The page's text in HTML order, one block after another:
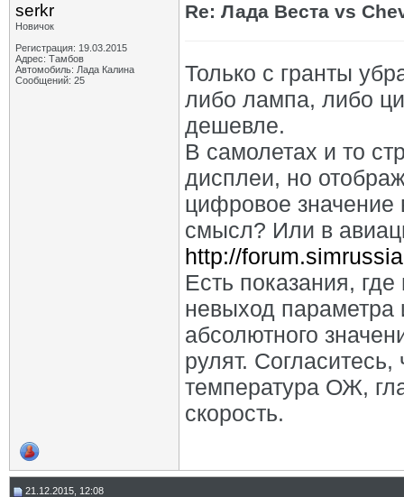
serkr
Новичок
Регистрация: 19.03.2015
Адрес: Тамбов
Автомобиль: Лада Калина
Сообщений: 25
Re: Лада Веста vs
Только с гранты
либо лампа, либо
дешевле.
В самолетах и то
дисплеи, но
цифровое значение
смысл? Или в
http://
Есть показания,
невыход параметра
абсолютного
рулят.
температура ОЖ,
скорость.
21.12.2015, 12:08